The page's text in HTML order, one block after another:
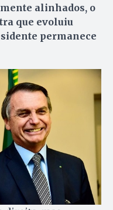
alinhados, o
que evoluiu
permanece